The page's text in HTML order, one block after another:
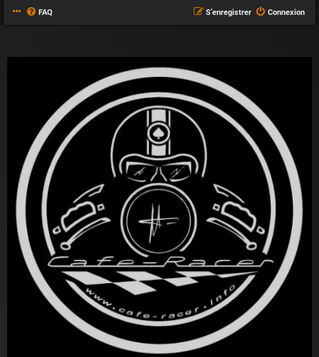
FAQ Connexion
S’enregistrer